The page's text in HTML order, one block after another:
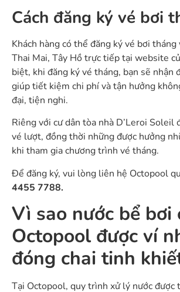
Cách đăng ký vé bơi
Khách hàng có thể đăng ký vé bơi
Thai Mai, Tây Hồ trực tiếp tại website
biệt, khi đăng ký vé tháng, bạn sẽ nhận
giúp tiết kiệm chi phí và tận hưởng
đại, tiện nghi.
Riêng với cư dân tòa nhà D’Leroi Soleil
vé lượt, đồng thời những được hưởng
khi tham gia chương trình vé tháng.
Để đăng ký, vui lòng liên hệ Octopool
4455 7788.
Vì sao nước bể bơi
Octopool được ví
đóng chai tinh
Tại Octopool, quy trình xử lý nước được